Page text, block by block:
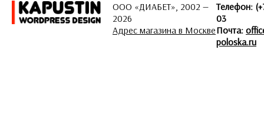
ООО «ДИАБЕТ», 2002 —
2026
Адрес магазина в Москве
Телефон:
03
Почта:
poloska.ru